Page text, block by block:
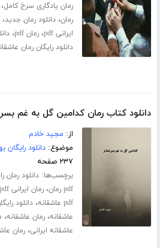
رمان یادگاری سرخ کامل
رمان،دانلود رمان جدید،
ایرانی pdf
،رمان pdf ،
دانلود رایگان رمان
دانلود کتاب رمان کدامین گل به غم
از: مجید خادم
موضوع:دانلود رایگان
۲۳۷ صفحه
برچسب‌ها:دانلود رمان
pdf رمان
،رمان ایرانی pdf
pdf عاشقانه ،دانلود
عاشقانه،رمان عاشقانه،
عاشقانه ایرانی،رمان